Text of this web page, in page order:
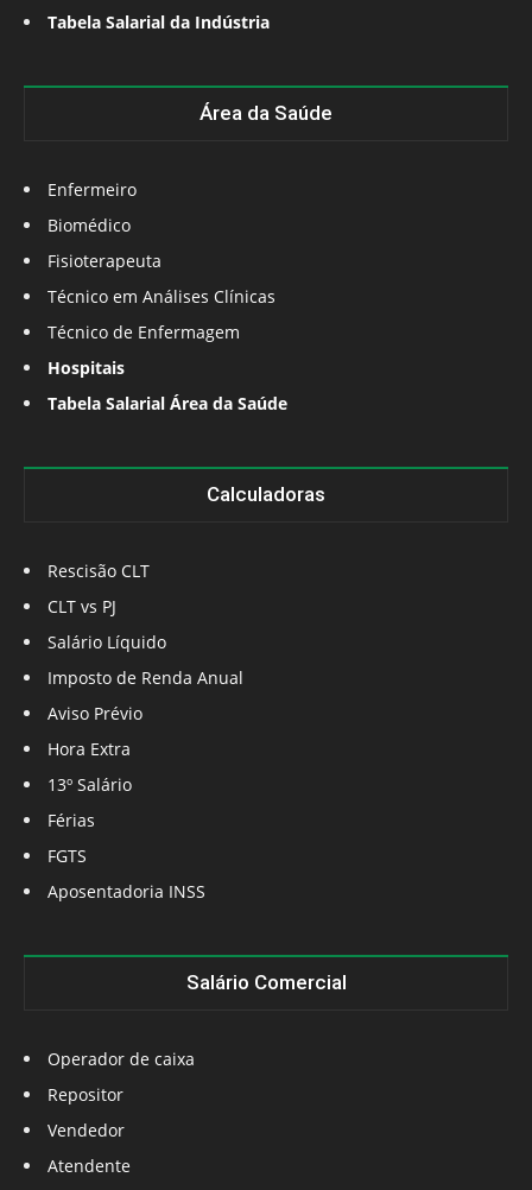
Tabela Salarial da Indústria
Área da Saúde
Enfermeiro
Biomédico
Fisioterapeuta
Técnico em Análises Clínicas
Técnico de Enfermagem
Hospitais
Tabela Salarial Área da Saúde
Calculadoras
Rescisão CLT
CLT vs PJ
Salário Líquido
Imposto de Renda Anual
Aviso Prévio
Hora Extra
13º Salário
Férias
FGTS
Aposentadoria INSS
Salário Comercial
Operador de caixa
Repositor
Vendedor
Atendente